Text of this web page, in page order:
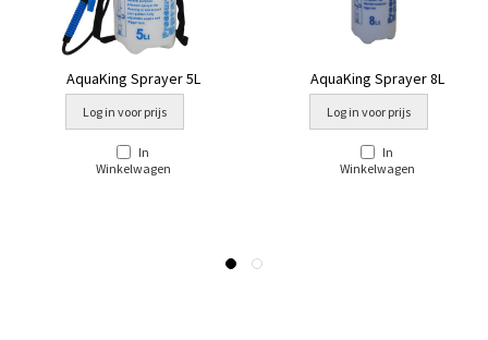
AquaKing Sprayer 5L
Log in voor prijs
In
Winkelwagen
AquaKing Sprayer 8L
Log in voor prijs
In
Winkelwagen